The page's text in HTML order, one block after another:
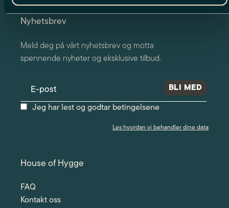
Nyhetsbrev
Meld deg på vårt nyhetsbrev og motta
spennende nyheter og eksklusive tilbud.
Jeg har lest og godtar betingelsene
Les hvordan vi behandler dine data
House of Hygge
FAQ
Kontakt oss